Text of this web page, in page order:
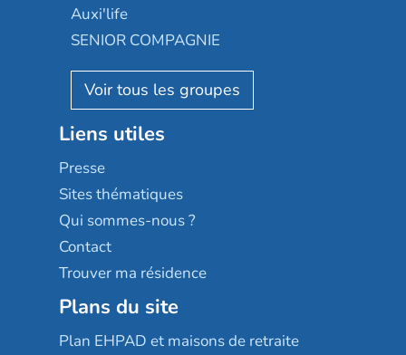
Appartseniors
Reseda
Stella management
Les villages d'or
Sérénys
Résidences services Villa Médicis
Le Noble Âge
Almage
Résidalya
Groupe aplus
Auxi'life
SENIOR COMPAGNIE
AGE D'OR Services
Liens utiles
Presse
Sites thématiques
Qui sommes-nous ?
Contact
Trouver ma résidence
Plans du site
Plan EHPAD et maisons de retraite